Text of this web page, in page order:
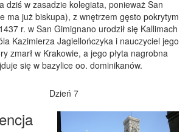
dziś w zasadzie kolegiata, ponieważ San
ma już biskupa), z wnętrzem gęsto pokrytym
r. w San Gimignano urodził się Kallimach
Kazimierza Jagiellończyka i nauczyciel jego
zmarł w Krakowie, a jego płyta nagrobna
się w bazylice oo. dominikanów.
Dzień 7